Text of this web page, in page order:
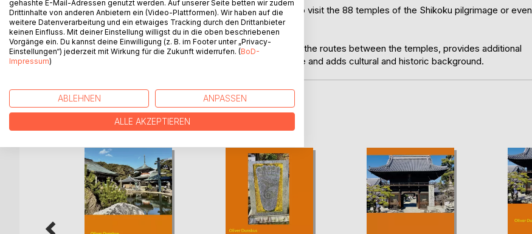
This guidebook has been written for travellers intending to visit the 88 temples of the Shikoku pilgrimage or even
walk the entire pilgrimage.
In addition to the history of the temples, it covers in detail the routes between the temples, provides additional
information on how to prepare and organise the pilgrimage and adds cultural and historic background.
WEITERE TITEL BEIBoD
gehashte E-Mail-Adressen genutzt werden. Auf unserer Seite betten wir zudem
Drittinhalte von anderen Anbietern ein (Video-Plattformen). Wir haben auf die
weitere Datenverarbeitung und ein etwaiges Tracking durch den Drittanbieter
keinen Einfluss. Mit deiner Einstellung willigst du in die oben beschriebenen
Vorgänge ein. Du kannst deine Einwilligung (z. B. im Footer unter „Privacy-
Einstellungen“) jederzeit mit Wirkung für die Zukunft widerrufen. (BoD-
Impressum)
ABLEHNEN ANPASSEN
ALLE AKZEPTIEREN